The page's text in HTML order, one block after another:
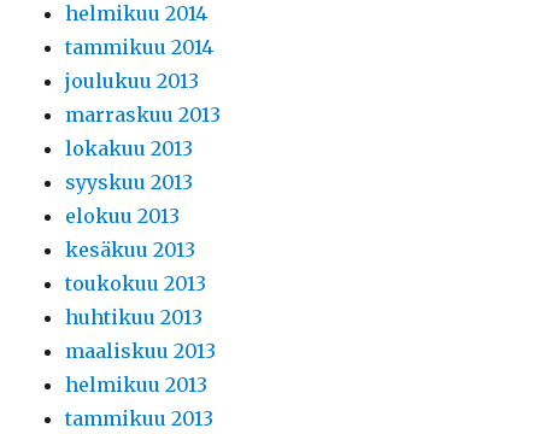
helmikuu 2014
tammikuu 2014
joulukuu 2013
marraskuu 2013
lokakuu 2013
syyskuu 2013
elokuu 2013
kesäkuu 2013
toukokuu 2013
huhtikuu 2013
maaliskuu 2013
helmikuu 2013
tammikuu 2013